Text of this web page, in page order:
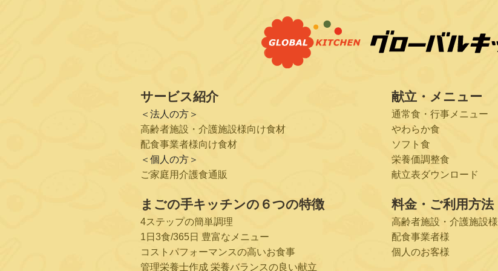
サービス紹介
＜法人の方＞
高齢者施設・介護施設様向け食材
配食事業者様向け食材
＜個人の方＞
ご家庭用介護食通販
まごの手キッチンの６つの特徴
4ステップの簡単調理
1日3食/365日 豊富なメニュー
コストパフォーマンスの高いお食事
管理栄養士作成 栄養バランスの良い献立
献立・メニュー
通常食・行事メニュー
やわらか食
ソフト食
栄養価調整食
献立表ダウンロード
料金・ご利用方法
高齢者施設・介護施設様
配食事業者様
個人のお客様